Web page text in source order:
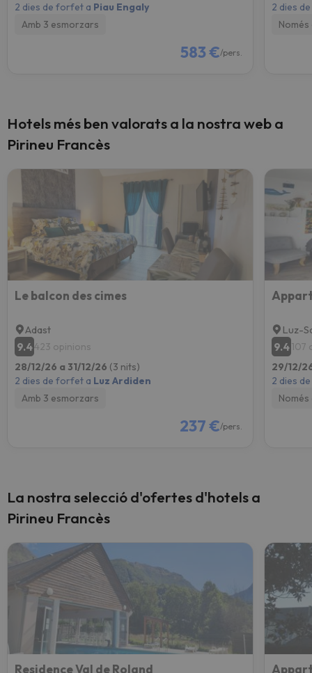
2 dies de forfet a Piau Engaly
Amb 3 esmorzars
583 €/pers.
2 dies
Hotels més ben valorats a la nostra web a
Pirineu Francès
Le balcon des cimes
Adast
9.4423 opinions
28/12/26 a 31/12/26 (3 nits)
2 dies de forfet a Luz Ardiden
Amb 3 esmorzars
237 €/pers.
Luz-
9.4107
29/12/
2 dies
La nostra selecció d'ofertes d'hotels a
Pirineu Francès
Residence Val de Roland